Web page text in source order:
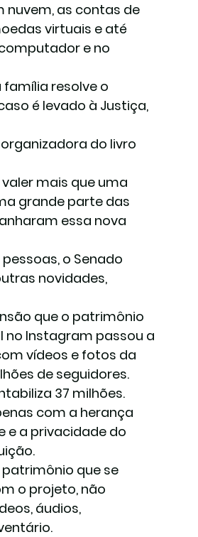
nuvem, as contas de
virtuais e até
e no
família resolve o
é levado à Justiça,
do livro
mais que uma
grande parte das
essa nova
o Senado
novidades,
que o patrimônio
no Instagram passou a
vídeos e fotos da
de seguidores.
37 milhões.
com a herança
e a privacidade do
patrimônio que se
o projeto, não
áudios,